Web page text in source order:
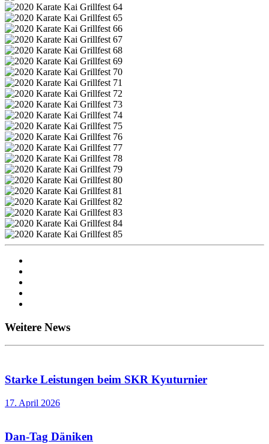
Weitere News
Starke Leistungen beim SKR Kyuturnier
17. April 2026
Dan-Tag Däniken